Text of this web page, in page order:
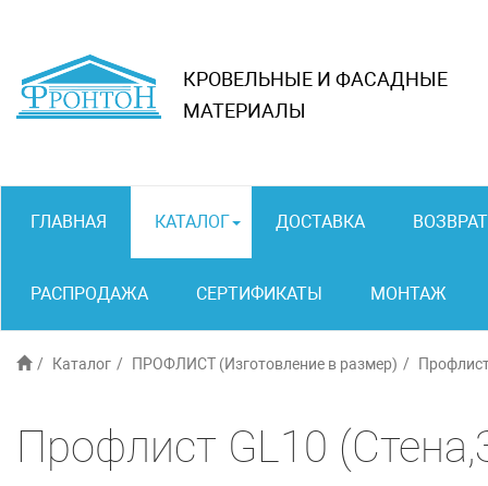
КРОВЕЛЬНЫЕ И ФАСАДНЫЕ
МАТЕРИАЛЫ
ГЛАВНАЯ КАТАЛОГ ДОСТАВКА ВОЗВРАТ
РАСПРОДАЖА СЕРТИФИКАТЫ МОНТАЖ
Каталог ПРОФЛИСТ (Изготовление в размер)
Профлист GL10